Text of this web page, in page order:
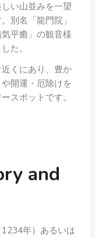
い山並みを一望
別名「龍門院」
平癒」の観音様
た。
くにあり、豊か
開運・厄除けを
スポットです。
and
年）あるいは